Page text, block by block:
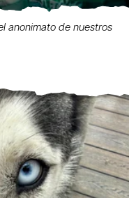
anonimato de nuestros